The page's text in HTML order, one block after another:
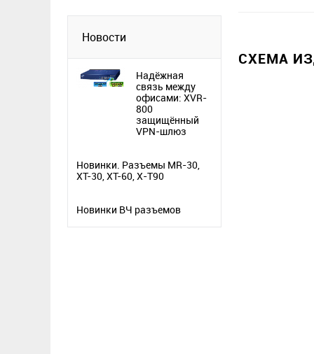
Новости
Надёжная
связь между
офисами: XVR-
800
защищённый
VPN-шлюз
Новинки. Разъемы MR-30,
XT-30, XT-60, X-T90
Новинки ВЧ разъемов
СХЕМА